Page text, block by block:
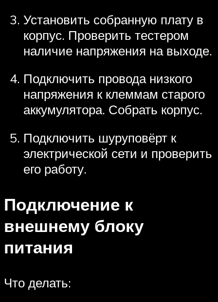
Установить собранную плату в
корпус. Проверить тестером
наличие напряжения на выходе.
Подключить провода низкого
напряжения к клеммам старого
аккумулятора. Собрать корпус.
Подключить шуруповёрт к
электрической сети и проверить
его работу.
Подключение к
внешнему блоку
питания
Что делать: